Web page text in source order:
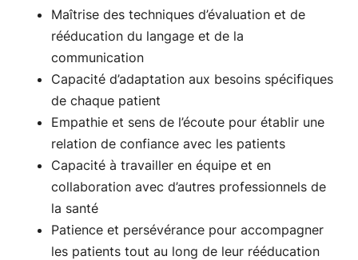
Maîtrise des techniques d’évaluation et de
rééducation du langage et de la
communication
Capacité d’adaptation aux besoins spécifiques
de chaque patient
Empathie et sens de l’écoute pour établir une
relation de confiance avec les patients
Capacité à travailler en équipe et en
collaboration avec d’autres professionnels de
la santé
Patience et persévérance pour accompagner
les patients tout au long de leur rééducation